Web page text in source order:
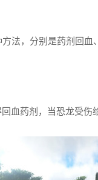
法，分别是药剂回血
血药剂，当恐龙受伤